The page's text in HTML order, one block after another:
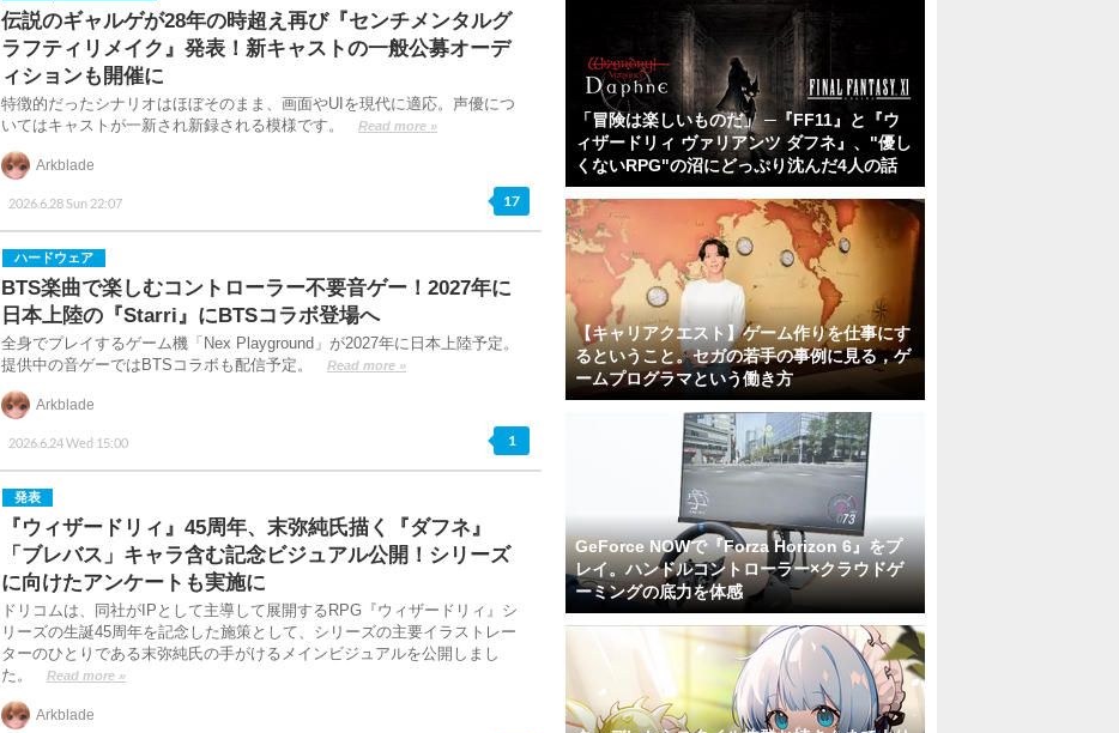
伝説のギャルゲが28年の時超え再び『センチメンタルグ
ラフティリメイク』発表！新キャストの一般公募オーデ
ィションも開催に
特徴的だったシナリオはほぼそのまま、画面やUIを現代に適応。声優につ
いてはキャストが一新され新録される模様です。
Read more »
2026.6.28 Sun 22:07
Arkblade
17
ハードウェア
BTS楽曲で楽しむコントローラー不要音ゲー！2027年に
日本上陸の『Starri』にBTSコラボ登場へ
全身でプレイするゲーム機「Nex Playground」が2027年に日本上陸予定。
提供中の音ゲーではBTSコラボも配信予定。
Read more »
2026.6.24 Wed 15:00
Arkblade
1
発表
『ウィザードリィ』45周年、末弥純氏描く『ダフネ』
「ブレバス」キャラ含む記念ビジュアル公開！シリーズ
に向けたアンケートも実施に
ドリコムは、同社がIPとして主導して展開するRPG『ウィザードリィ』シ
リーズの生誕45周年を記念した施策として、シリーズの主要イラストレー
ターのひとりである末弥純氏の手がけるメインビジュアルを公開しまし
た。
Read more »
Arkblade
「冒険は楽しいものだ」 ─『FF11』と『ウ
ィザードリィ ヴァリアンツ ダフネ』、"優し
くないRPG"の沼にどっぷり沈んだ4人の話
【キャリアクエスト】ゲーム作りを仕事にす
るということ。セガの若手の事例に見る，ゲ
ームプログラマという働き方
GeForce NOWで『Forza Horizon 6』をプ
レイ。ハンドルコントローラー×クラウドゲ
ーミングの底力を体感